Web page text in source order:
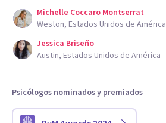
Michelle Coccaro Montserrat
Weston, Estados Unidos de América
Jessica Briseño
Austin, Estados Unidos de América
Psicólogos nominados y premiados